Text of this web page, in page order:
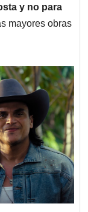
y no para
mayores obras